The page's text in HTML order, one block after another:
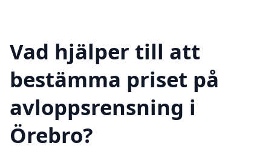
Vad hjälper till att
bestämma priset på
avloppsrensning i
Örebro?